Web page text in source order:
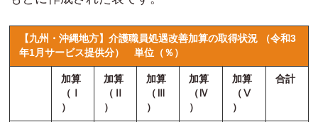
【九州・沖縄地方】介護職員処遇改善加算の取得状況 （令和3
年1月サービス提供分）
単位（％）
加算
（Ⅰ
）
加算
（Ⅱ
）
加算
（Ⅲ
）
加算
（Ⅳ
）
加算
（Ⅴ
）
合計